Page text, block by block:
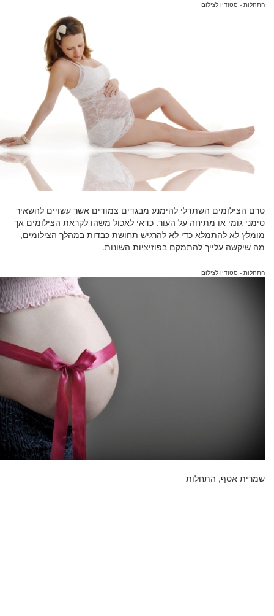
התחלות - סטודיו לצילום
טרם הצילומים השתדלי להימנע מבגדים צמודים אשר עשויים להשאיר
סימני גומי או מתיחה על העור. כדאי לאכול משהו לקראת הצילומים אך
מומלץ לא להתמלא כדי לא להרגיש תחושת כבדות במהלך הצילומים,
מה שיקשה עלייך להתמקם בפוזיציות השונות.
התחלות - סטודיו לצילום
שמרית אסף, התחלות